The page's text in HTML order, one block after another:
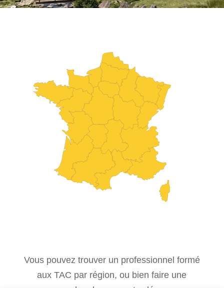
Vous pouvez trouver un professionnel formé
aux TAC par région, ou bien faire une